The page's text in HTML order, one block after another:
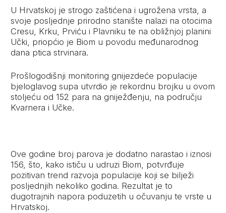
U Hrvatskoj je strogo zaštićena i ugrožena vrsta, a
svoje posljednje prirodno stanište nalazi na otocima
Cresu, Krku, Prviću i Plavniku te na obližnjoj planini
Učki, priopćio je Biom u povodu međunarodnog
dana ptica strvinara.
Prošlogodišnji monitoring gnijezdeće populacije
bjeloglavog supa utvrdio je rekordnu brojku u ovom
stoljeću od 152 para na gniježđenju, na području
Kvarnera i Učke.
Ove godine broj parova je dodatno narastao i iznosi
156, što, kako ističu u udruzi Biom, potvrđuje
pozitivan trend razvoja populacije koji se bilježi
posljednjih nekoliko godina. Rezultat je to
dugotrajnih napora poduzetih u očuvanju te vrste u
Hrvatskoj.